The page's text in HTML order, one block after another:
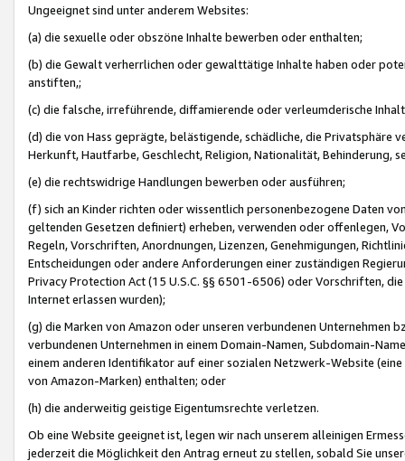
Ungeeignet sind unter anderem Websites:
(a) die sexuelle oder obszöne Inhalte bewerben oder enthalten;
(b) die Gewalt verherrlichen oder gewalttätige Inhalte haben oder
anstiften,;
(c) die falsche, irreführende, diffamierende oder verleumderische
(d) die von Hass geprägte, belästigende, schädliche, die Privatsphäre
Herkunft, Hautfarbe, Geschlecht, Religion, Nationalität, Behinderung,
(e) die rechtswidrige Handlungen bewerben oder ausführen;
(f) sich an Kinder richten oder wissentlich personenbezogene Daten
geltenden Gesetzen definiert) erheben, verwenden oder offenlegen,
Regeln, Vorschriften, Anordnungen, Lizenzen, Genehmigungen,
Entscheidungen oder andere Anforderungen einer zuständigen
Privacy Protection Act (15 U.S.C. §§ 6501-6506) oder Vorschriften,
Internet erlassen wurden);
(g) die Marken von Amazon oder unseren verbundenen Unternehmen
verbundenen Unternehmen in einem Domain-Namen, Subdomain-
einem anderen Identifikator auf einer sozialen Netzwerk-Website
von Amazon-Marken) enthalten; oder
(h) die anderweitig geistige Eigentumsrechte verletzen.
Ob eine Website geeignet ist, legen wir nach unserem alleinigen
jederzeit die Möglichkeit den Antrag erneut zu stellen, sobald Sie